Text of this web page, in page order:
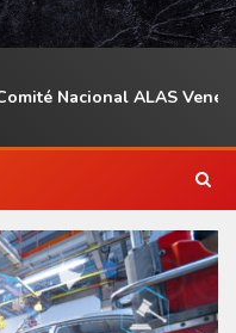
ALAS Venezuela